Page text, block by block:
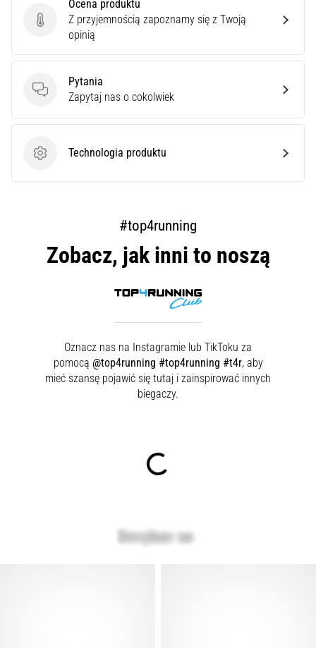
artykuły
Ocena produktu
Ocena produktu
Z przyjemnością zapoznamy się z Twoją
opinią
Pytania
Pytania
Zapytaj nas o cokolwiek
Technologia produktu
Technologia produktu
#top4running
Zobacz, jak inni to noszą
Oznacz nas na Instagramie lub TikToku za
pomocą @top4running #top4running #t4r, aby
mieć szansę pojawić się tutaj i zainspirować innych
biegaczy.